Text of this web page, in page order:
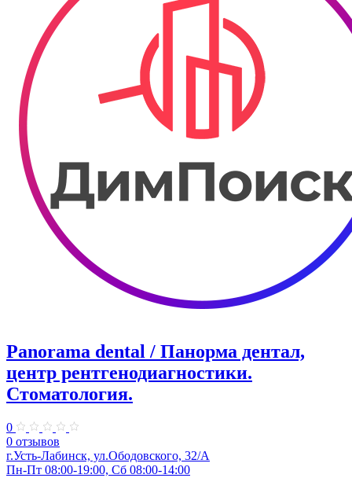
Panorama dental / Панорма дентал,
центр рентгенодиагностики.
Стоматология.
0
0 отзывов
г.Усть-Лабинск, ул.Ободовского, 32/А
Пн-Пт 08:00-19:00, Сб 08:00-14:00